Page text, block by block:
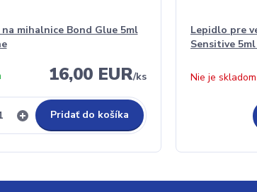
mihalnice Bond Glue 5ml
16,00 EUR/ks
Pridať do košíka
Lepidlo pre
Sensitive
Nie je skladom